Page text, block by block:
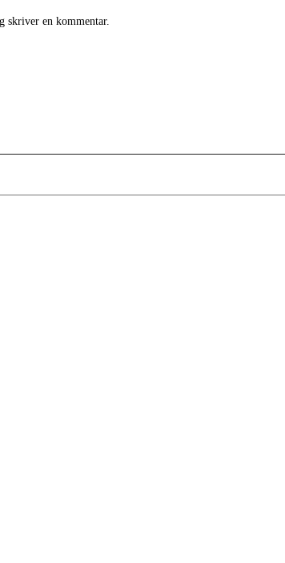
skriver en kommentar.